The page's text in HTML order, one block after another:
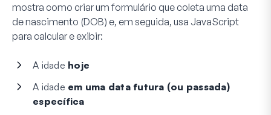
mostra como criar um formulário que coleta uma data
de nascimento (DOB) e, em seguida, usa JavaScript
para calcular e exibir:
A idade hoje
A idade em uma data futura (ou passada)
específica